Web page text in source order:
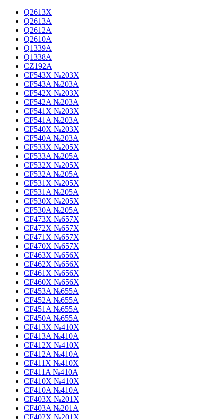
Q2613X
Q2613A
Q2612A
Q2610A
Q1339A
Q1338A
CZ192A
CF543X №203X
CF543A №203A
CF542X №203X
CF542A №203A
CF541X №203X
CF541A №203A
CF540X №203X
CF540A №203A
CF533X №205X
CF533A №205A
CF532X №205X
CF532A №205A
CF531X №205X
CF531A №205A
CF530X №205X
CF530A №205A
CF473X №657X
CF472X №657X
CF471X №657X
CF470X №657X
CF463X №656X
CF462X №656X
CF461X №656X
CF460X №656X
CF453A №655A
CF452A №655A
CF451A №655A
CF450A №655A
CF413X №410X
CF413A №410A
CF412X №410X
CF412A №410A
CF411X №410X
CF411A №410A
CF410X №410X
CF410A №410A
CF403X №201X
CF403A №201A